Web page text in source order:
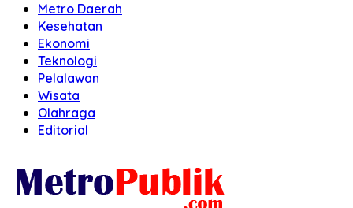
Metro Daerah
Kesehatan
Ekonomi
Teknologi
Pelalawan
Wisata
Olahraga
Editorial